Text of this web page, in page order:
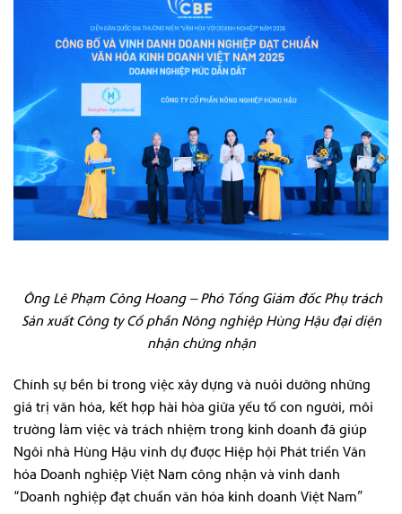
Ông Lê Phạm Công Hoang – Phó Tổng Giám đốc Phụ trách
Sản xuất Công ty Cổ phần Nông nghiệp Hùng Hậu đại diện
nhận chứng nhận
Chính sự bền bỉ trong việc xây dựng và nuôi dưỡng những
giá trị văn hóa, kết hợp hài hòa giữa yếu tố con người, môi
trường làm việc và trách nhiệm trong kinh doanh đã giúp
Ngôi nhà Hùng Hậu vinh dự được Hiệp hội Phát triển Văn
hóa Doanh nghiệp Việt Nam công nhận và vinh danh
“Doanh nghiệp đạt chuẩn văn hóa kinh doanh Việt Nam”